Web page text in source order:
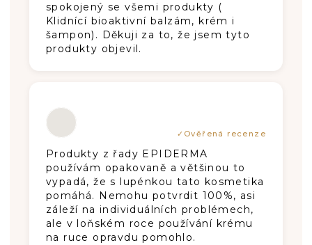
spokojený se všemi produkty (
Klidnící bioaktivní balzám, krém i
šampon). Děkuji za to, že jsem tyto
produkty objevil.
Produkty z řady EPIDERMA
používám opakovaně a většinou to
vypadá, že s lupénkou tato kosmetika
pomáhá. Nemohu potvrdit 100%, asi
záleží na individuálních problémech,
ale v loňském roce používání krému
na ruce opravdu pomohlo.